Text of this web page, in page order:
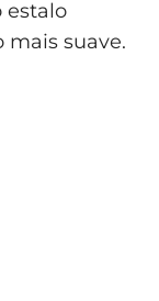
estalo
suave.